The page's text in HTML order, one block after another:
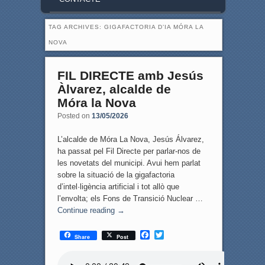
TAG ARCHIVES: GIGAFACTORIA D’IA MÓRA LA
NOVA
FIL DIRECTE amb Jesús
Àlvarez, alcalde de
Móra la Nova
Posted on 13/05/2026
L’alcalde de Móra La Nova, Jesús Álvarez,
ha passat pel Fil Directe per parlar-nos de
les novetats del municipi. Avui hem parlat
sobre la situació de la gigafactoria
d’intel·ligència artificial i tot allò que
l’envolta; els Fons de Transició Nuclear …
Continue reading →
Share Post
F
T